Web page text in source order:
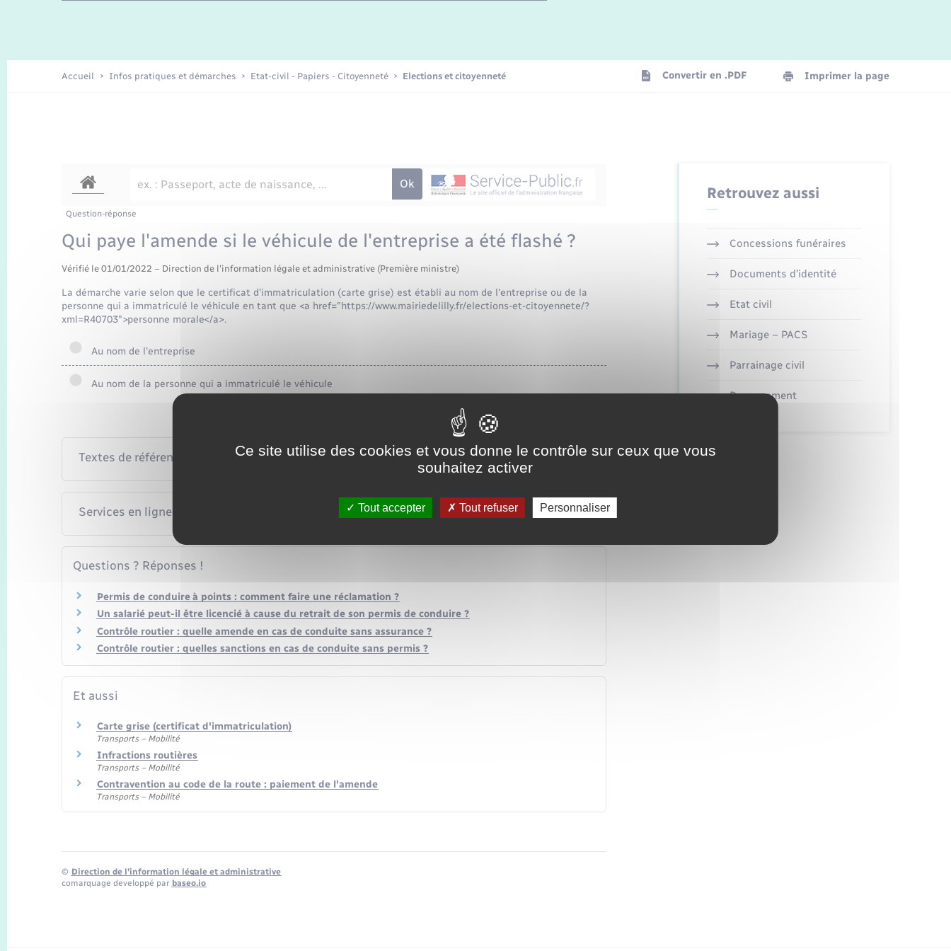
Enfants – Jeunes
Accueil Infos pratiques et démarches Etat-civil - Papiers - Citoyenneté Elections et citoyenneté Convertir en .PDF Imprimer la page
Question-réponse
Qui paye l'amende si le véhicule de l'entreprise a été flashé ?
Vérifié le 01/01/2022 – Direction de l'information légale et administrative (Première ministre)
La démarche varie selon que le certificat d'immatriculation (carte grise) est établi au nom de l'entreprise ou de la
personne qui a immatriculé le véhicule en tant que <a href="https://www.mairiedelilly.fr/elections-et-citoyennete/?
xml=R40703">personne morale</a>.
Au nom de l'entreprise
Au nom de la personne qui a immatriculé le véhicule
Textes de référence
Services en ligne et formulaires
Questions ? Réponses !
Permis de conduire à points : comment faire une réclamation ?
Un salarié peut-il être licencié à cause du retrait de son permis de conduire ?
Contrôle routier : quelle amende en cas de conduite sans assurance ?
Contrôle routier : quelles sanctions en cas de conduite sans permis ?
Et aussi
Carte grise (certificat d'immatriculation)
Transports – Mobilité
Infractions routières
Transports – Mobilité
Contravention au code de la route : paiement de l'amende
Transports – Mobilité
© Direction de l’information légale et administrative
comarquage developpé par baseo.io
Retrouvez aussi
Concessions funéraires
Documents d’identité
Etat civil
Mariage – PACS
Parrainage civil
Recensement
Ce site utilise des cookies et vous donne le contrôle sur ceux que vous
souhaitez activer
Tout accepter Tout refuser Personnaliser